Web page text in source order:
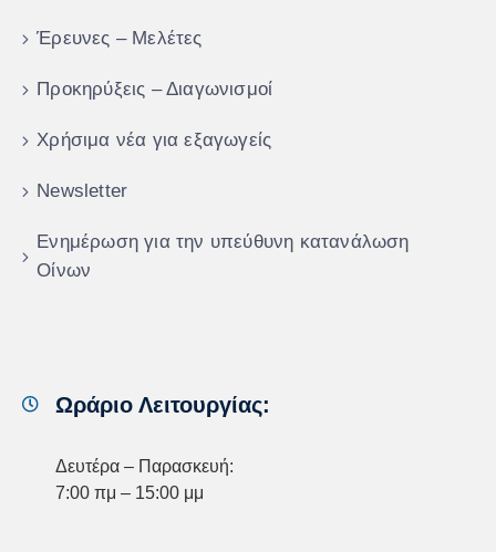
Έρευνες – Μελέτες
Προκηρύξεις – Διαγωνισμοί
Χρήσιμα νέα για εξαγωγείς
Newsletter
Ενημέρωση για την υπεύθυνη κατανάλωση
Οίνων
Ωράριο Λειτουργίας:
Δευτέρα – Παρασκευή:
7:00 πμ – 15:00 μμ